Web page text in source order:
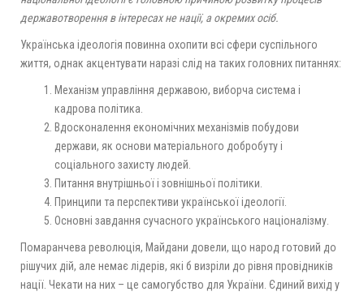
державотворення в інтересах не нації, а окремих осіб.
Українська ідеологія повинна охопити всі сфери суспільного
життя, однак акцентувати наразі слід на таких головних питаннях:
Механізм управління державою, виборча система і
кадрова політика.
Вдосконалення економічних механізмів побудови
держави, як основи матеріального добробуту і
соціального захисту людей.
Питання внутрішньої і зовнішньої політики.
Принципи та перспективи української ідеології.
Основні завдання сучасного українського націоналізму.
Помаранчева революція, Майдани довели, що народ готовий до
рішучих дій, але немає лідерів, які б визріли до рівня провідників
нації. Чекати на них – це самогубство для України. Єдиний вихід у